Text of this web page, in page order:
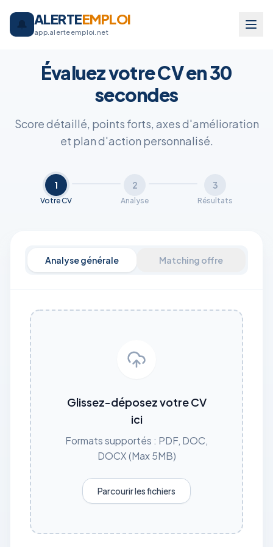
🔔 ALERTEEMPLOI
app.alerteemploi.net
Évaluez votre CV en 30
secondes
Score détaillé, points forts, axes d'amélioration
et plan d'action personnalisé.
1
Votre CV
2
Analyse
3
Résultats
Analyse générale Matching offre
Glissez-déposez votre CV
ici
Formats supportés : PDF, DOC,
DOCX (Max 5MB)
Parcourir les fichiers